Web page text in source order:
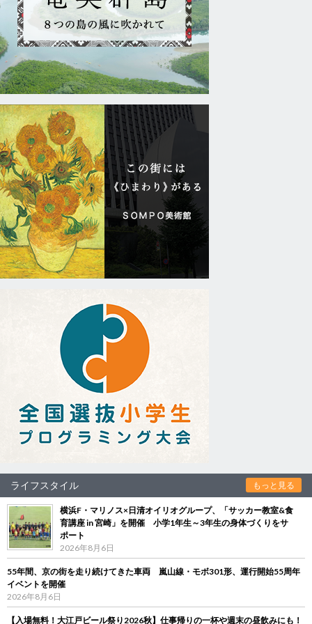
ライフスタイル もっと見る
横浜F・マリノス×日清オイリオグループ、「サッカー教室&食
育講座 in 宮崎」を開催 小学1年生～3年生の身体づくりをサ
ポート
2026年8月6日
55年間、京の街を走り続けてきた車両 嵐山線・モボ301形、運行開始55周年
イベントを開催
2026年8月6日
【入場無料！大江戸ビール祭り2026秋】仕事帰りの一杯や週末の昼飲みにも！